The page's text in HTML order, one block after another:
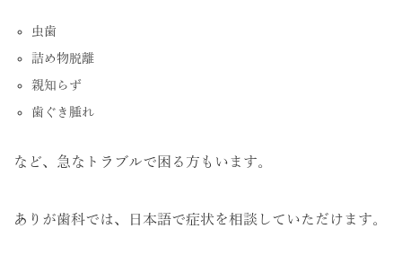
虫歯
詰め物脱離
親知らず
歯ぐき腫れ
など、急なトラブルで困る方もいます。
ありが歯科では、日本語で症状を相談していただけます。